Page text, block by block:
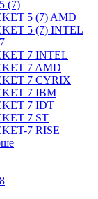
(7)
5 (7) AMD
5 (7) INTEL
7 INTEL
7 AMD
7 CYRIX
7 IBM
7 IDT
7 ST
7 RISE